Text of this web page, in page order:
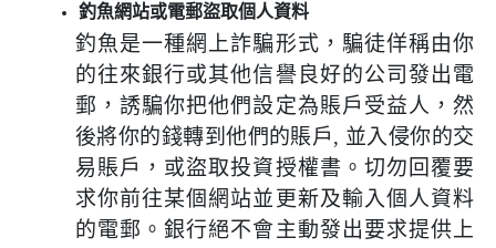
釣魚網站或電郵盜取個人資料
釣魚是一種網上詐騙形式，騙徒佯稱由你
的往來銀行或其他信譽良好的公司發出電
郵，誘騙你把他們設定為賬戶受益人，然
後將你的錢轉到他們的賬戶, 並入侵你的交
易賬戶，或盜取投資授權書。切勿回覆要
求你前往某個網站並更新及輸入個人資料
的電郵。銀行絕不會主動發出要求提供上